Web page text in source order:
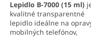
hviezdičiek.
Lepidlo B-7000 (15 ml)
kvalitné transparentné
lepidlo ideálne na
mobilných telefónov,